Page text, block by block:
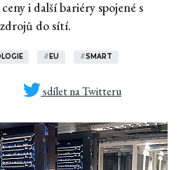
i další bariéry spojené s
do sítí.
#EU #SMART
sdílet na Twitteru